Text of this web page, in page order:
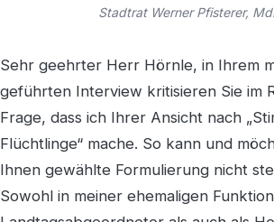
Stadtrat Werner Pfisterer,
Sehr geehrter Herr Hörnle, in Ihrem
geführten Interview kritisieren Sie im
Frage, dass ich Ihrer Ansicht nach
Flüchtlinge“ mache. So kann und
Ihnen gewählte Formulierung nicht
Sowohl in meiner ehemaligen